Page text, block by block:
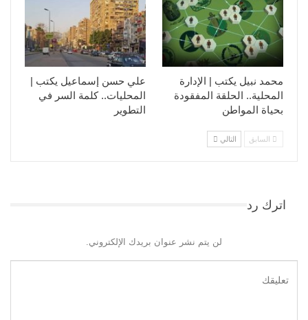
علي حسن إسماعيل يكتب |
المحليات.. كلمة السر في
التطوير​
محمد نبيل يكتب | الإدارة
المحلية.. الحلقة المفقودة
بحياة المواطن
السابق التالي
اترك رد
لن يتم نشر عنوان بريدك الإلكتروني.